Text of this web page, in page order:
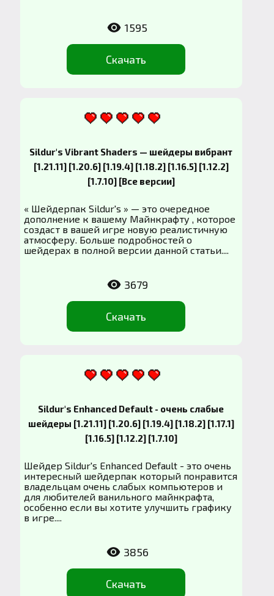
Скачать
1595
Sildur's Vibrant Shaders — шейдеры вибрант
[1.21.11] [1.20.6] [1.19.4] [1.18.2] [1.16.5] [1.12.2]
[1.7.10] [Все версии]
« Шейдерпак Sildur's » — это очередное
дополнение к вашему Майнкрафту , которое
создаст в вашей игре новую реалистичную
атмосферу. Больше подробностей о
шейдерах в полной версии данной статьи....
Скачать
3679
Sildur's Enhanced Default - очень слабые
шейдеры [1.21.11] [1.20.6] [1.19.4] [1.18.2] [1.17.1]
[1.16.5] [1.12.2] [1.7.10]
Шейдер Sildur's Enhanced Default - это очень
интересный шейдерпак который понравится
владельцам очень слабых компьютеров и
для любителей ванильного майнкрафта,
особенно если вы хотите улучшить графику
в игре....
Скачать
3856